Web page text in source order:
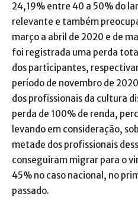
24,19% entre 40 a 50% do
relevante e também
março a abril de 2020 e de
foi registrada uma perda
dos participantes,
período de novembro de
dos profissionais da cultura
perda de 100% de renda,
levando em consideração,
metade dos profissionais
conseguiram migrar para o
45% no caso nacional, no
passado.